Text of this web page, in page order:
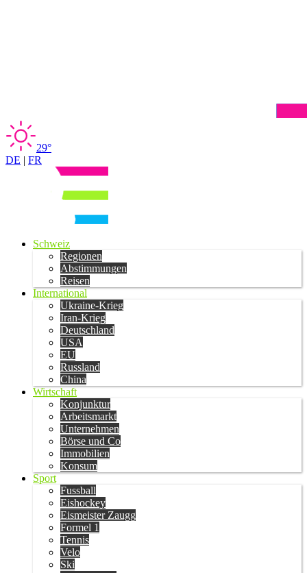
29°
DE | FR
Schweiz
Regionen
Abstimmungen
Reisen
International
Ukraine-Krieg
Iran-Krieg
Deutschland
USA
EU
Russland
China
Wirtschaft
Konjunktur
Arbeitsmarkt
Unternehmen
Börse und Co
Immobilien
Konsum
Sport
Fussball
Eishockey
Eismeister Zaugg
Formel 1
Tennis
Velo
Ski